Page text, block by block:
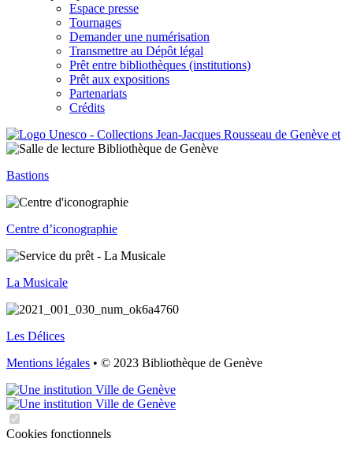
Espace presse
Tournages
Demander une numérisation
Transmettre au Dépôt légal
Prêt entre bibliothèques (institutions)
Prêt aux expositions
Partenariats
Crédits
Bastions
Centre d’iconographie
La Musicale
Les Délices
Mentions légales • © 2023 Bibliothèque de Genève
Cookies fonctionnels